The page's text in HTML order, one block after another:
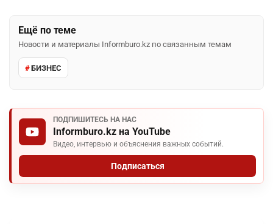
Ещё по теме
Новости и материалы Informburo.kz по связанным темам
БИЗНЕС
ПОДПИШИТЕСЬ НА НАС
Informburo.kz на YouTube
Видео, интервью и объяснения важных событий.
Подписаться